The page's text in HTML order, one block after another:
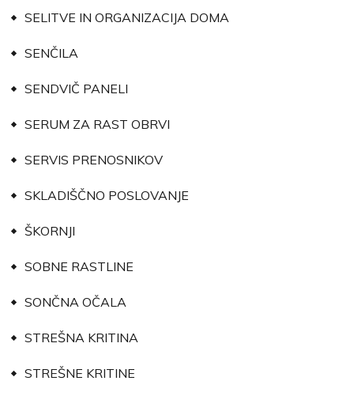
SELITVE IN ORGANIZACIJA DOMA
SENČILA
SENDVIČ PANELI
SERUM ZA RAST OBRVI
SERVIS PRENOSNIKOV
SKLADIŠČNO POSLOVANJE
ŠKORNJI
SOBNE RASTLINE
SONČNA OČALA
STREŠNA KRITINA
STREŠNE KRITINE